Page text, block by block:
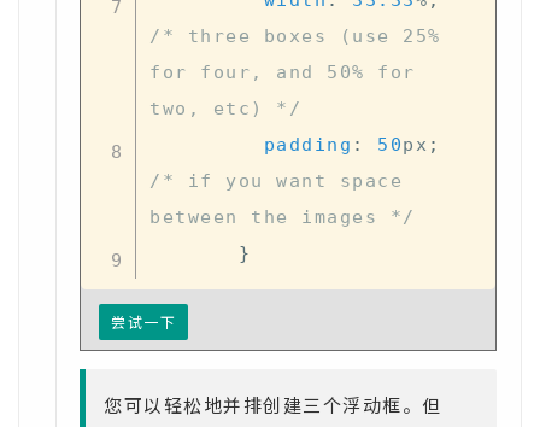
/* three boxes (use 25%
for four, and 50% for
two, etc) */
padding : 50px ;
/* if you want space
between the images */
}
尝试一下
您可以轻松地并排创建三个浮动框。但